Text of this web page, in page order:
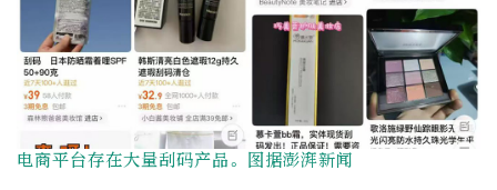
电商平台存在大量刮码产品。图据澎湃新闻